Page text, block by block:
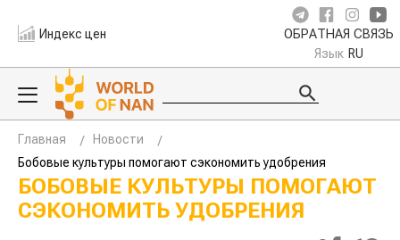
Индекс цен ОБРАТНАЯ СВЯЗЬ
Язык RU
Главная
Новости
Бобовые культуры помогают сэкономить удобрения
БОБОВЫЕ КУЛЬТУРЫ ПОМОГАЮТ
СЭКОНОМИТЬ УДОБРЕНИЯ